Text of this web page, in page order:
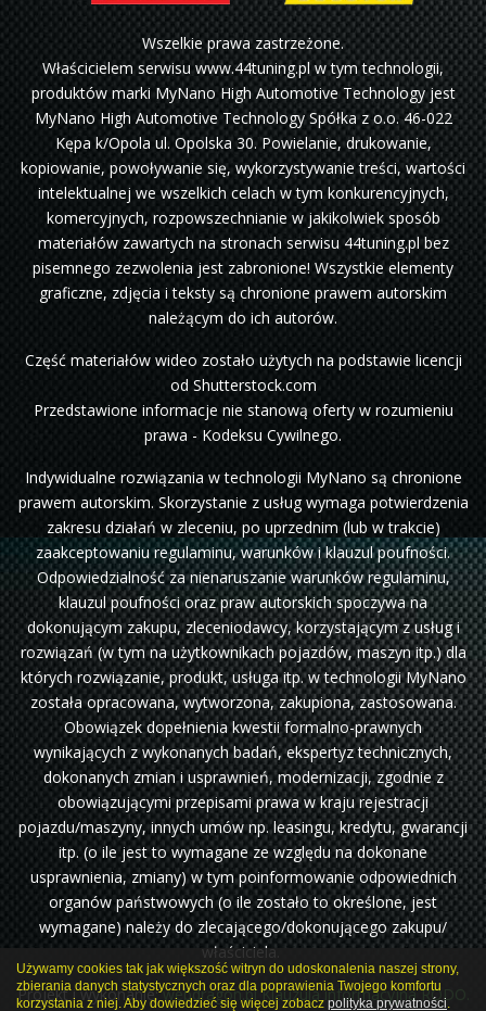
Wszelkie prawa zastrzeżone.
Właścicielem serwisu www.44tuning.pl w tym technologii,
produktów marki MyNano High Automotive Technology jest
MyNano High Automotive Technology Spółka z o.o. 46-022
Kępa k/Opola ul. Opolska 30. Powielanie, drukowanie,
kopiowanie, powoływanie się, wykorzystywanie treści, wartości
intelektualnej we wszelkich celach w tym konkurencyjnych,
komercyjnych, rozpowszechnianie w jakikolwiek sposób
materiałów zawartych na stronach serwisu 44tuning.pl bez
pisemnego zezwolenia jest zabronione! Wszystkie elementy
graficzne, zdjęcia i teksty są chronione prawem autorskim
należącym do ich autorów.
Część materiałów wideo zostało użytych na podstawie licencji
od Shutterstock.com
Przedstawione informacje nie stanową oferty w rozumieniu
prawa - Kodeksu Cywilnego.
Indywidualne rozwiązania w technologii MyNano są chronione
prawem autorskim. Skorzystanie z usług wymaga potwierdzenia
zakresu działań w zleceniu, po uprzednim (lub w trakcie)
zaakceptowaniu regulaminu, warunków i klauzul poufności.
Odpowiedzialność za nienaruszanie warunków regulaminu,
klauzul poufności oraz praw autorskich spoczywa na
dokonującym zakupu, zleceniodawcy, korzystającym z usług i
rozwiązań (w tym na użytkownikach pojazdów, maszyn itp.) dla
których rozwiązanie, produkt, usługa itp. w technologii MyNano
została opracowana, wytworzona, zakupiona, zastosowana.
Obowiązek dopełnienia kwestii formalno-prawnych
wynikających z wykonanych badań, ekspertyz technicznych,
dokonanych zmian i usprawnień, modernizacji, zgodnie z
obowiązującymi przepisami prawa w kraju rejestracji
pojazdu/maszyny, innych umów np. leasingu, kredytu, gwarancji
itp. (o ile jest to wymagane ze względu na dokonane
usprawnienia, zmiany) w tym poinformowanie odpowiednich
organów państwowych (o ile zostało to określone, jest
wymagane) należy do zlecającego/dokonującego zakupu/
właściciela.
Projekt i wykonanie:webdragon.pl Klauzula informacyjna RODO.
Używamy cookies tak jak większość witryn do udoskonalenia naszej strony,
zbierania danych statystycznych oraz dla poprawienia Twojego komfortu
korzystania z niej. Aby dowiedzieć się więcej zobaczpolityka prywatności.